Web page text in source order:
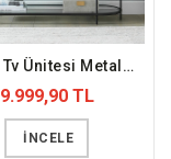
Koza Tv Ünitesi Metal Cam Yüzey (DFFTV8)
9.999,90 TL
İNCELE